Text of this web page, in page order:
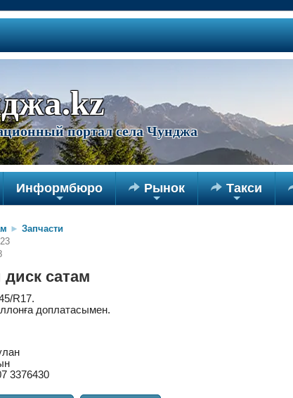
портал села Чунджа
Информбюро  Рынок  Такси
► Запчасти
сатам
R17.
доплатасымен.
3376430